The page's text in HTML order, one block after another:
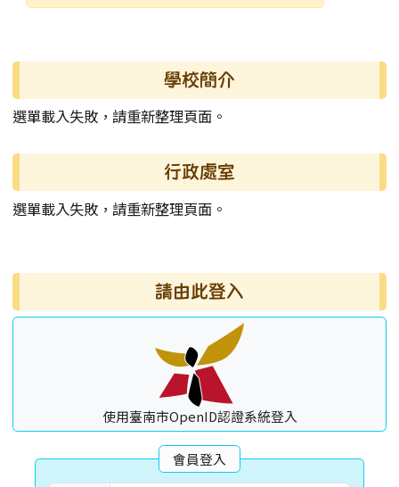
左邊區域內容 學校簡介
選單載入失敗，請重新整理頁面。
行政處室
選單載入失敗，請重新整理頁面。
右邊區域內容 請由此登入
使用臺南市OpenID認證系統登入
會員登入